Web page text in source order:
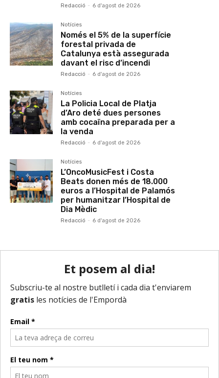
Redacció - 6 d'agost de 2026
Notícies
Només el 5% de la superfície
forestal privada de
Catalunya està assegurada
davant el risc d’incendi
Redacció - 6 d'agost de 2026
Notícies
La Policia Local de Platja
d’Aro deté dues persones
amb cocaïna preparada per a
la venda
Redacció - 6 d'agost de 2026
Notícies
L’OncoMusicFest i Costa
Beats donen més de 18.000
euros a l’Hospital de Palamós
per humanitzar l’Hospital de
Dia Mèdic
Redacció - 6 d'agost de 2026